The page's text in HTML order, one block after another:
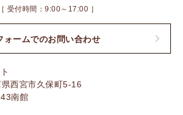
［ 受付時間：9:00～17:00 ］
ォームでのお問い合わせ
西宮市久保町5-16
南館